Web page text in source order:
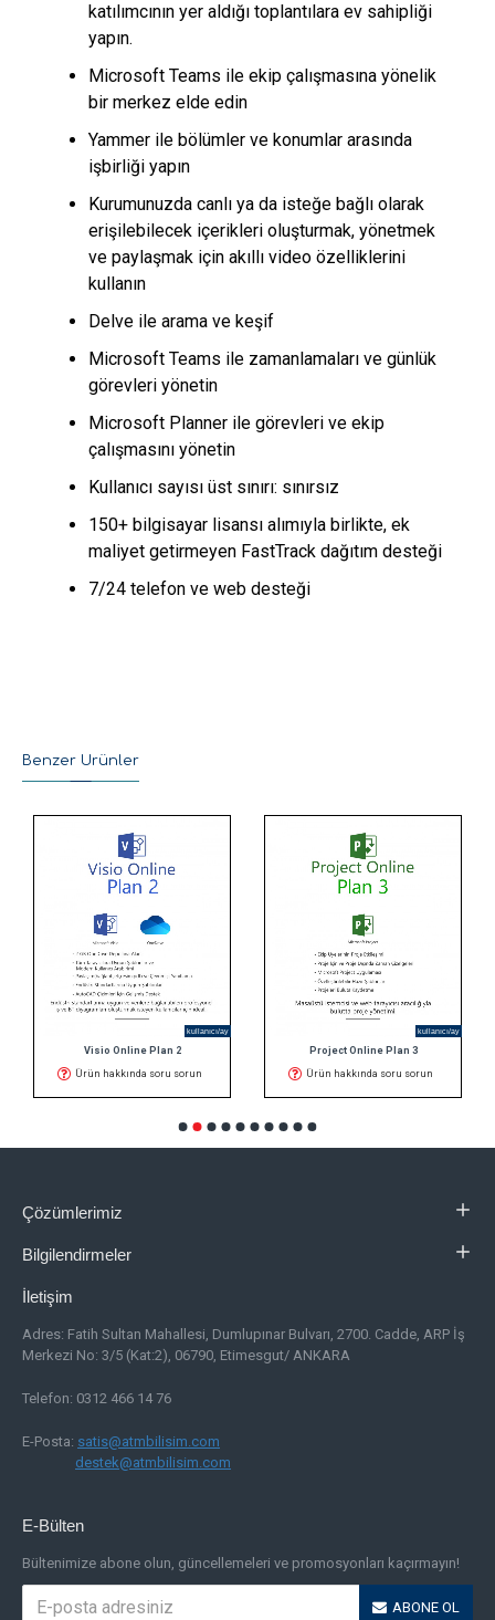
katılımcının yer aldığı toplantılara ev sahipliği
yapın.
Microsoft Teams ile ekip çalışmasına yönelik
bir merkez elde edin
Yammer ile bölümler ve konumlar arasında
işbirliği yapın
Kurumunuzda canlı ya da isteğe bağlı olarak
erişilebilecek içerikleri oluşturmak, yönetmek
ve paylaşmak için akıllı video özelliklerini
kullanın
Delve ile arama ve keşif
Microsoft Teams ile zamanlamaları ve günlük
görevleri yönetin
Microsoft Planner ile görevleri ve ekip
çalışmasını yönetin
Kullanıcı sayısı üst sınırı: sınırsız
150+ bilgisayar lisansı alımıyla birlikte, ek
maliyet getirmeyen FastTrack dağıtım desteği
7/24 telefon ve web desteği
Benzer Ürünler
kullanıcı/ay
Visio Online Plan 2
Ürün hakkında soru sorun
kullanıcı/ay
Project Online Plan 3
Ürün hakkında soru sorun
Çözümlerimiz
Bilgilendirmeler
İletişim
Adres: Fatih Sultan Mahallesi, Dumlupınar Bulvarı, 2700. Cadde, ARP İş
Merkezi No: 3/5 (Kat:2), 06790, Etimesgut/ ANKARA
Telefon: 0312 466 14 76
E-Posta: satis@atmbilisim.com
destek@atmbilisim.com
E-Bülten
Bültenimize abone olun, güncellemeleri ve promosyonları kaçırmayın!
ABONE OL